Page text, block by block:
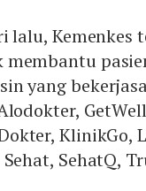
lalu, Kemenkes
yang
KlinikGo,
SehatQ,